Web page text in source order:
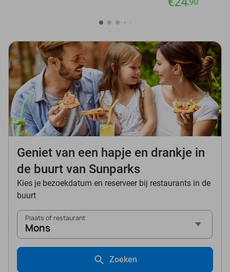
Geniet van een hapje en drankje in
de buurt van Sunparks
Kies je bezoekdatum en reserveer bij restaurants in de
buurt
Plaats of restaurant
Mons
Zoeken